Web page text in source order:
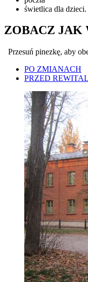
świetlica dla dzieci.
ZOBACZ JAK
Przesuń pinezkę, aby
PO ZMIANACH
PRZED